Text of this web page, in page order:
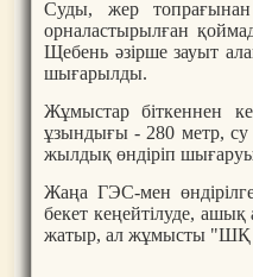
Суды, жер
орналастырылған
Щебень әзірше зауыт
шығарылды.
Жұмыстар біткеннен
ұзындығы - 280 метр,
жылдық өндіріп
Жаңа ГЭС-мен
бекет кеңейтілуде,
жатыр, ал жұмысты "ШҚ